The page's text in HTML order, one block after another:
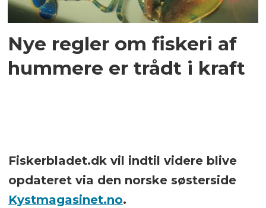
Nye regler om fiskeri af
hummere er trådt i kraft
Fiskerbladet.dk vil indtil videre blive
opdateret via den norske søsterside
Kystmagasinet.no.